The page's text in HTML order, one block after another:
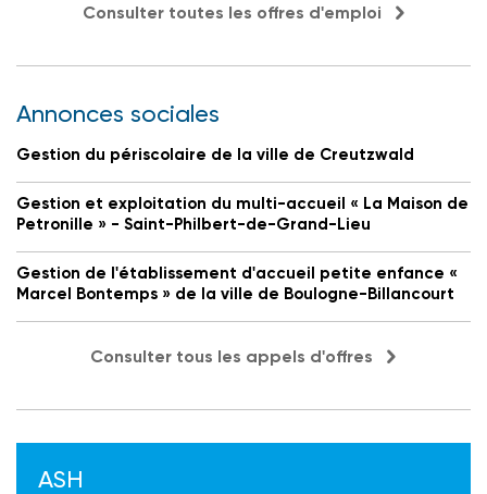
Consulter toutes les offres d'emploi
Annonces sociales
Gestion du périscolaire de la ville de Creutzwald
Gestion et exploitation du multi-accueil « La Maison de
Petronille » - Saint-Philbert-de-Grand-Lieu
Gestion de l'établissement d'accueil petite enfance «
Marcel Bontemps » de la ville de Boulogne-Billancourt
Consulter tous les appels d'offres
ASH